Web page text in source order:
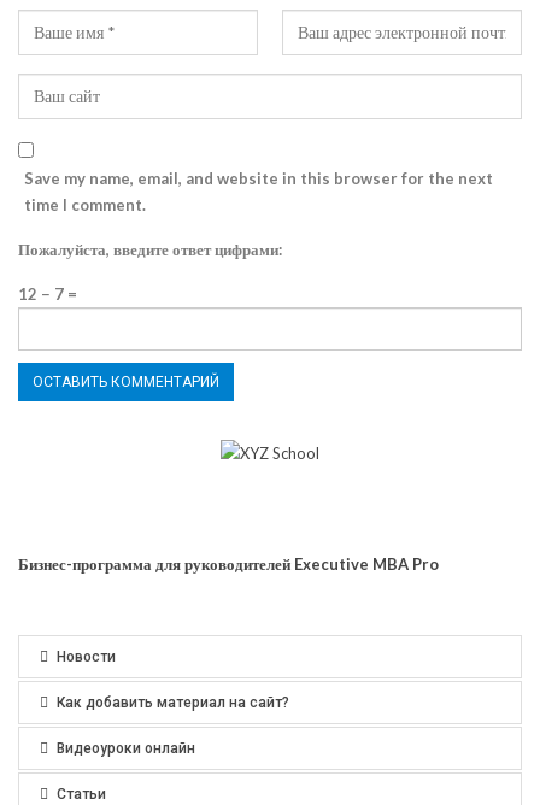
Save my name, email, and website in this browser for the next
time I comment.
Пожалуйста, введите ответ цифрами:
12 − 7 =
Бизнес-программа для руководителей Executive MBA Pro
Новости
Как добавить материал на сайт?
Видеоуроки онлайн
Статьи